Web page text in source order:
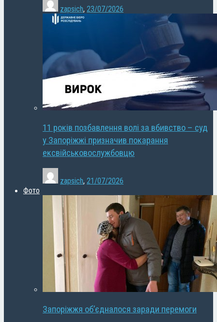
zapsich, 23/07/2026
11 років позбавлення волі за вбивство – суд
у Запоріжжі призначив покарання
ексвійськовослужбовцю
zapsich, 21/07/2026
Фото
Запоріжжя об’єдналося заради перемоги